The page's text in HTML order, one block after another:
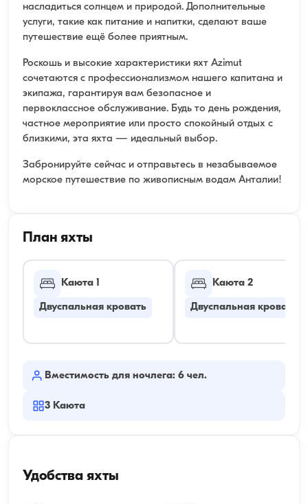
насладиться солнцем и природой. Дополнительные
услуги, такие как питание и напитки, сделают ваше
путешествие ещё более приятным.
Роскошь и высокие характеристики яхт Azimut
сочетаются с профессионализмом нашего капитана и
экипажа, гарантируя вам безопасное и
первоклассное обслуживание. Будь то день рождения,
частное мероприятие или просто спокойный отдых с
близкими, эта яхта — идеальный выбор.
Забронируйте сейчас и отправьтесь в незабываемое
морское путешествие по живописным водам Анталии!
План яхты
Каюта 1
Двуспальная кровать
Каюта 2
Двуспальная кровать
Вместимость для ночлега: 6 чел.
3 Каюта
Удобства яхты